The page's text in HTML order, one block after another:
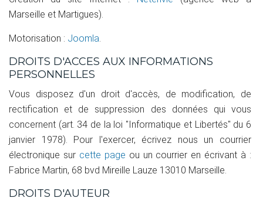
Marseille et Martigues).
Motorisation : Joomla.
DROITS D'ACCES AUX INFORMATIONS
PERSONNELLES
Vous disposez d'un droit d'accès, de modification, de
rectification et de suppression des données qui vous
concernent (art. 34 de la loi "Informatique et Libertés" du 6
janvier 1978). Pour l'exercer, écrivez nous un courrier
électronique sur cette page ou un courrier en écrivant à :
Fabrice Martin, 68 bvd Mireille Lauze 13010 Marseille.
DROITS D'AUTEUR